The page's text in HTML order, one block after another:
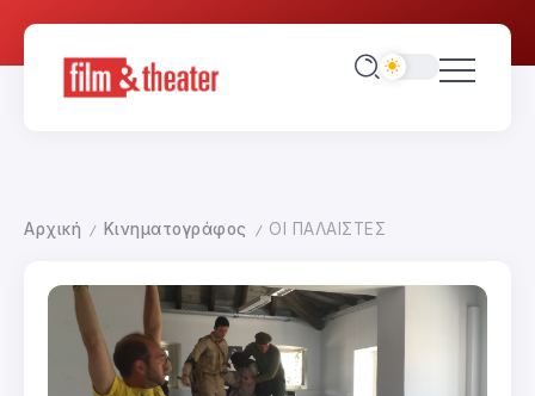
Αρχική / Κινηματογράφος / ΟΙ ΠΑΛΑΙΣΤΕΣ